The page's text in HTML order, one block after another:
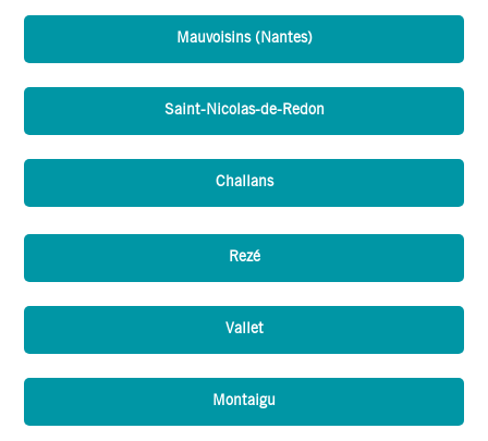
Mauvoisins (Nantes)
Saint-Nicolas-de-Redon
Challans
Rezé
Vallet
Montaigu